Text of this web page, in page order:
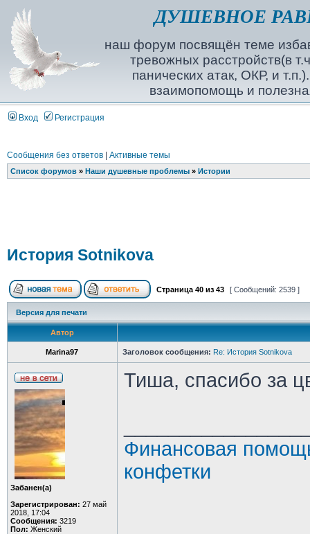
ДУШЕВНОЕ
наш форум посвящён теме
тревожных расстройств(в
панических атак, ОКР, и
взаимопомощь и
Вход Регистрация
Сообщения без ответов| Активные темы
Список форумов» Наши душевные проблемы» Истории
История Sotnikova
Страница 40из 43 [ Сообщений: 2539 ]
Версия для печати
Автор
Marina97 Заголовок сообщения: Re: История Sotnikova
Забанен(а)
Зарегистрирован: 27 май
2018, 17:04
Сообщения: 3219
Пол: Женский
Тиша, спасибо за
Финансовая
конфетки